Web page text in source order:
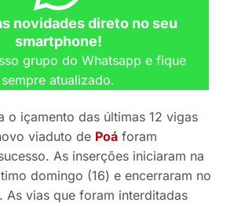
novidades direto no seu
smartphone!
grupo do Whatsapp e fique
sempre atualizado.
o içamento das últimas 12 vigas
viaduto de Poá foram
As inserções iniciaram na
domingo (16) e encerraram no
As vias que foram interditadas